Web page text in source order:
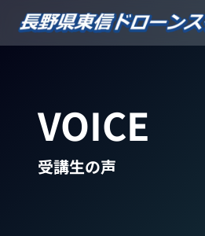
を
VOICE
受講生の声